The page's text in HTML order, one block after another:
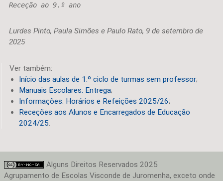
Receção ao 9.º ano
Lurdes Pinto, Paula Simões e Paulo Rato, 9 de setembro de
2025
Ver também:
Início das aulas de 1.º ciclo de turmas sem professor;
Manuais Escolares: Entrega;
Informações: Horários e Refeições 2025/26;
Receções aos Alunos e Encarregados de Educação
2024/25.
Alguns Direitos Reservados 2025
Agrupamento de Escolas Visconde de Juromenha, exceto onde